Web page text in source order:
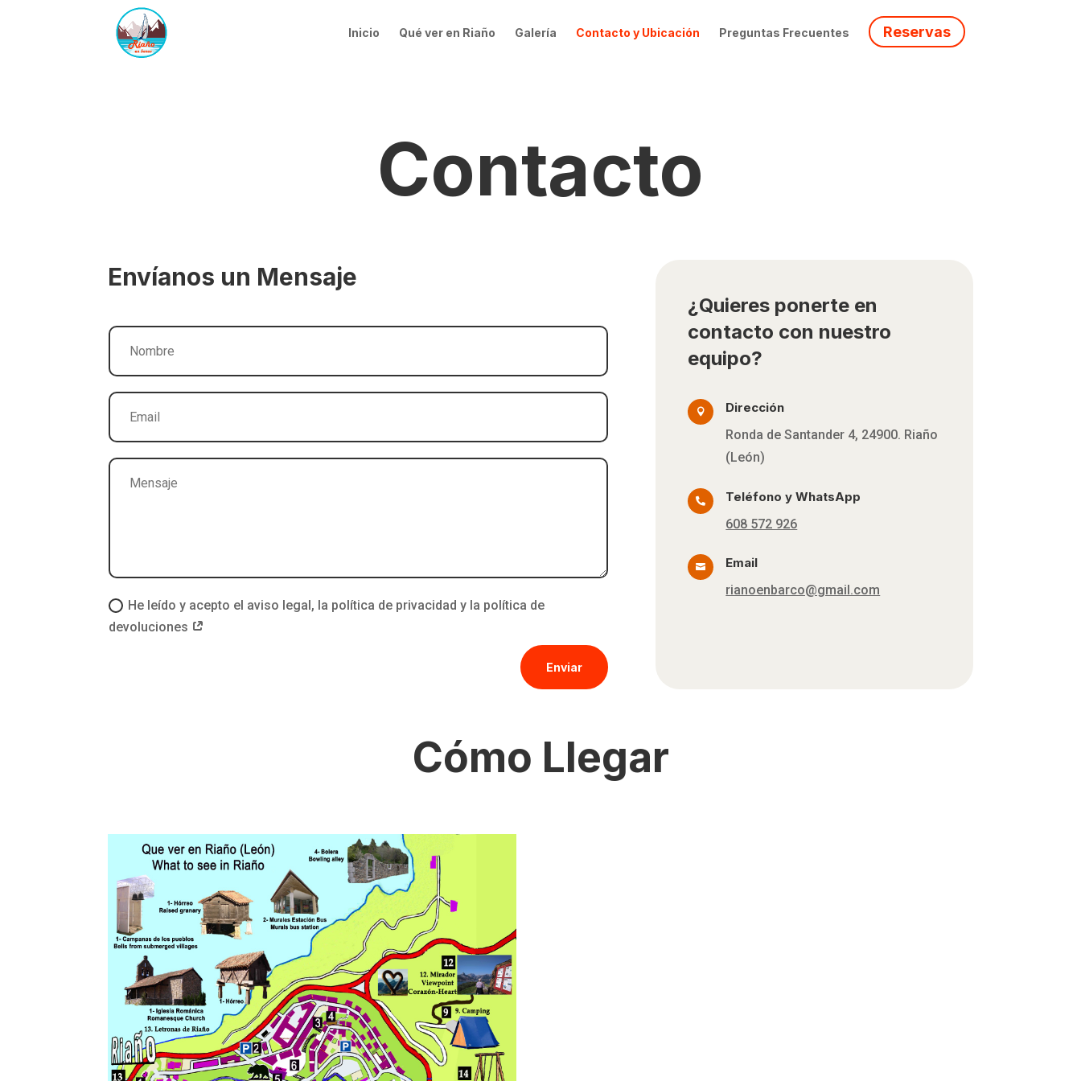
Inicio Qué ver en Riaño Galería Contacto y Ubicación Preguntas Frecuentes Reservas
Contacto
Envíanos un Mensaje
He leído y acepto el aviso legal, la política de privacidad y la política de
devoluciones
Enviar
¿Quieres ponerte en
contacto con nuestro
equipo?

Dirección
Ronda de Santander 4, 24900. Riaño
(León)

Teléfono y WhatsApp
608 572 926

Email
rianoenbarco@gmail.com
Cómo Llegar